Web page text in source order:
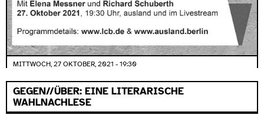
MITTWOCH, 27 OKTOBER, 2021 - 19:30
GEGEN//ÜBER: EINE LITERARISCHE
WAHLNACHLESE